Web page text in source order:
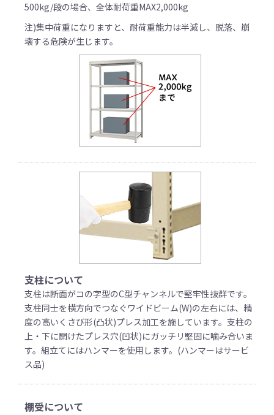
500kg/段の場合、全体耐荷重MAX2,000kg
注)集中荷重になりますと、耐荷重能力は半減し、脱落、崩
壊する危険が生じます。
支柱について
支柱は断面がコの字型のC型チャンネルで堅牢性抜群です。
支柱同士を横方向でつなぐワイドビーム(W)の左右には、精
度の高いくさび形(凸状)プレス加工を施しています。支柱の
上・下に開けたプレス穴(凹状)にガッチリ堅固に噛み合いま
す。組立てにはハンマーを使用します。(ハンマーはサービ
ス品)
棚受について